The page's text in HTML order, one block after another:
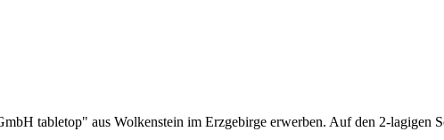
tabletop" aus Wolkenstein im Erzgebirge erwerben. Auf den 2-lagigen